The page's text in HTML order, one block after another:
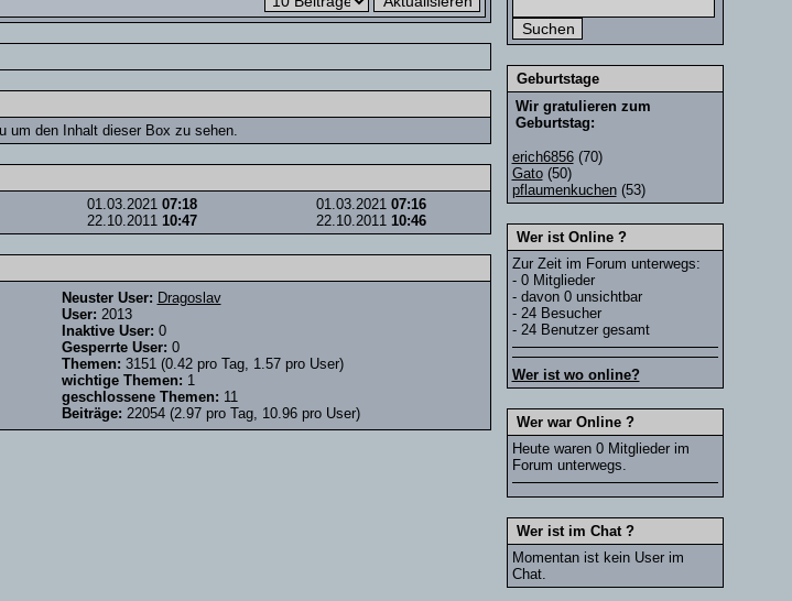
um den Inhalt dieser Box zu sehen.
01.03.2021 07:18 01.03.2021 07:16
22.10.2011 10:47 22.10.2011 10:46
Neuster User: Dragoslav
User: 2013
Inaktive User: 0
Gesperrte User: 0
Themen: 3151 (0.42 pro Tag, 1.57 pro User)
wichtige Themen: 1
geschlossene Themen: 11
Beiträge: 22054 (2.97 pro Tag, 10.96 pro User)
Geburtstage
Wir gratulieren zum
Geburtstag:
erich6856(70)
Gato(50)
pflaumenkuchen(53)
Wer ist Online ?
Zur Zeit im Forum unterwegs:
- 0 Mitglieder
- davon 0 unsichtbar
- 24 Besucher
- 24 Benutzer gesamt
Wer ist wo online?
Wer war Online ?
Heute waren 0 Mitglieder im
Forum unterwegs.
Wer ist im Chat ?
Momentan ist kein User im
Chat.